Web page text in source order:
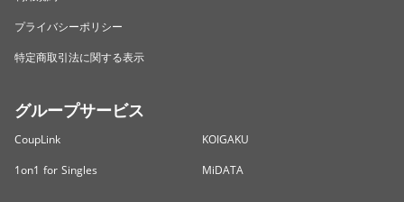
プライバシーポリシー
特定商取引法に関する表示
グループサービス
CoupLink
KOIGAKU
1on1 for Singles
MiDATA